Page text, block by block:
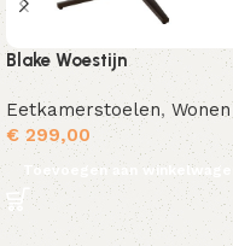
Blake Woestijn
Eetkamerstoelen,Wonen
€ 299,00
Toevoegen aan winkelwagen